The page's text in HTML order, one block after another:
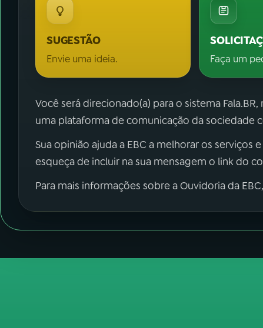
SUGESTÃO
Envie uma ideia. Faça um
Você será direcionado(a) para o sistema
uma plataforma de comunicação da sociedade
Sua opinião ajuda a EBC a melhorar os
esqueça de incluir na sua mensagem o link do
Para mais informações sobre a Ouvidoria da